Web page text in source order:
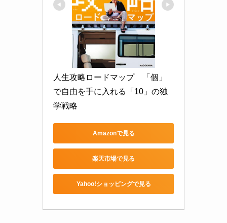
人生攻略ロードマップ　「個」
で自由を手に入れる「10」の独
学戦略
Amazonで見る
楽天市場で見る
Yahoo!ショッピングで見る